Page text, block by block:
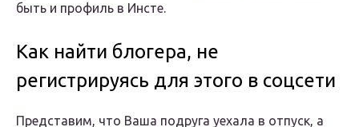
быть и профиль в Инсте.
Как найти блогера, не
регистрируясь для этого в соцсети
Представим, что Ваша подруга уехала в отпуск, а